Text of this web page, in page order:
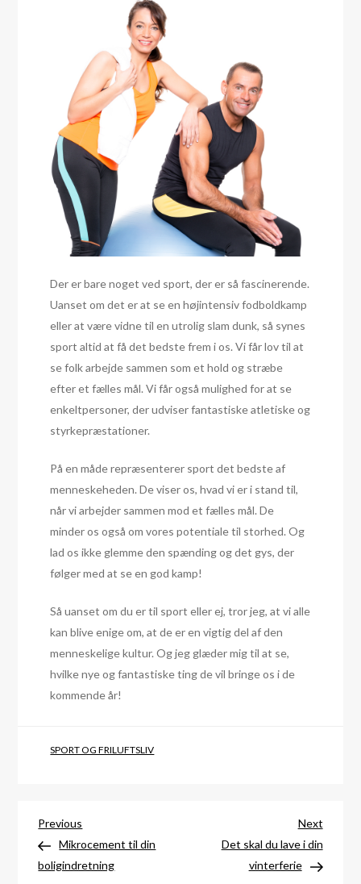
Der er bare noget ved sport, der er så fascinerende.
Uanset om det er at se en højintensiv fodboldkamp
eller at være vidne til en utrolig slam dunk, så synes
sport altid at få det bedste frem i os. Vi får lov til at
se folk arbejde sammen som et hold og stræbe
efter et fælles mål. Vi får også mulighed for at se
enkeltpersoner, der udviser fantastiske atletiske og
styrkepræstationer.
På en måde repræsenterer sport det bedste af
menneskeheden. De viser os, hvad vi er i stand til,
når vi arbejder sammen mod et fælles mål. De
minder os også om vores potentiale til storhed. Og
lad os ikke glemme den spænding og det gys, der
følger med at se en god kamp!
Så uanset om du er til sport eller ej, tror jeg, at vi alle
kan blive enige om, at de er en vigtig del af den
menneskelige kultur. Og jeg glæder mig til at se,
hvilke nye og fantastiske ting de vil bringe os i de
kommende år!
SPORT OG FRILUFTSLIV
Indlægsnavigation
Previous
Post
Previous
Mikrocement til din
boligindretning
Next
Post
Next
Det skal du lave i din
vinterferie